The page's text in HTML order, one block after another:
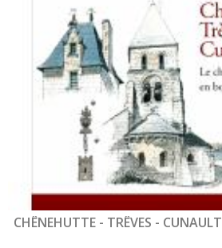
CHÊNEHUTTE - TRÊVES - CUNAULT